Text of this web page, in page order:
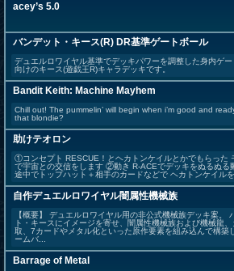
acey’s 5.0
バンデット・キース(R) DR基準ゲートボール
デュエルロワイヤル基準でデッキパワーを調整した身内ゲ
向けのキース(遊戯王R)キャラデッキです。
Bandit Keith: Machine Mayhem
Chill out! The pummelin’ will begin when i’m good and
that blondie?
助けテオロン
①コンセプト RESCUE！とヘカトンケイルとかでもらった
で宇宙との交信をします ②動き R-ACEでデッキをぬるぬる
途中でトップハット＋相手のカードなどで ヘカトンケイル
自作デュエルロワイヤル闇属性機械族
【概要】 デュエルロワイヤル用の非公式機械族デッキ案。
ト・キースにイメージを寄せ、闇属性機械族および機械龍
取、7カードやメタル化といった原作要素を組み込んで構築
ームバ...
Barrage of Metal